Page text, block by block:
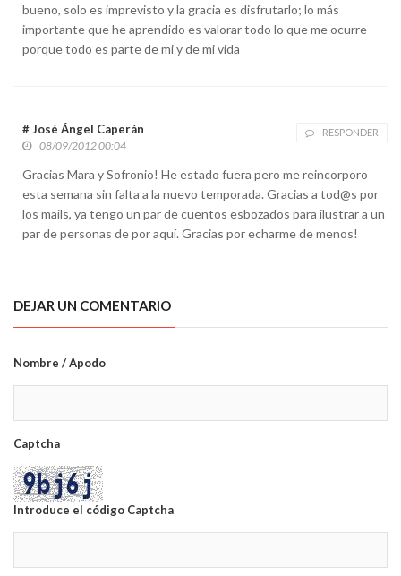
bueno, solo es imprevisto y la gracia es disfrutarlo; lo más
importante que he aprendido es valorar todo lo que me ocurre
porque todo es parte de mi y de mi vida
# José Ángel Caperán RESPONDER
08/09/2012 00:04
Gracias Mara y Sofronio! He estado fuera pero me reincorporo
esta semana sin falta a la nuevo temporada. Gracias a tod@s por
los mails, ya tengo un par de cuentos esbozados para ilustrar a un
par de personas de por aquí. Gracias por echarme de menos!
DEJAR UN COMENTARIO
Nombre / Apodo
Captcha
Introduce el código Captcha